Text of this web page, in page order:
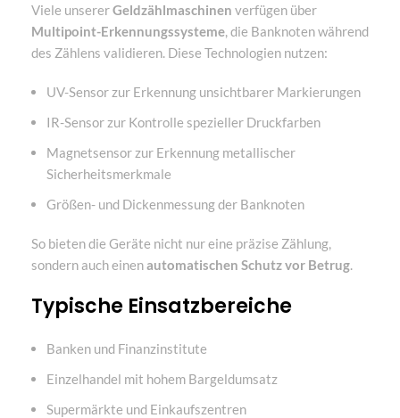
Viele unsererGeldzählmaschinen verfügen über
Multipoint-Erkennungssysteme, die Banknoten während
des Zählens validieren. Diese Technologien nutzen:
UV-Sensor zur Erkennung unsichtbarer Markierungen
IR-Sensor zur Kontrolle spezieller Druckfarben
Magnetsensor zur Erkennung metallischer
Sicherheitsmerkmale
Größen- und Dickenmessung der Banknoten
So bieten die Geräte nicht nur eine präzise Zählung,
sondern auch einenautomatischen Schutz vor Betrug.
Typische Einsatzbereiche
Banken und Finanzinstitute
Einzelhandel mit hohem Bargeldumsatz
Supermärkte und Einkaufszentren